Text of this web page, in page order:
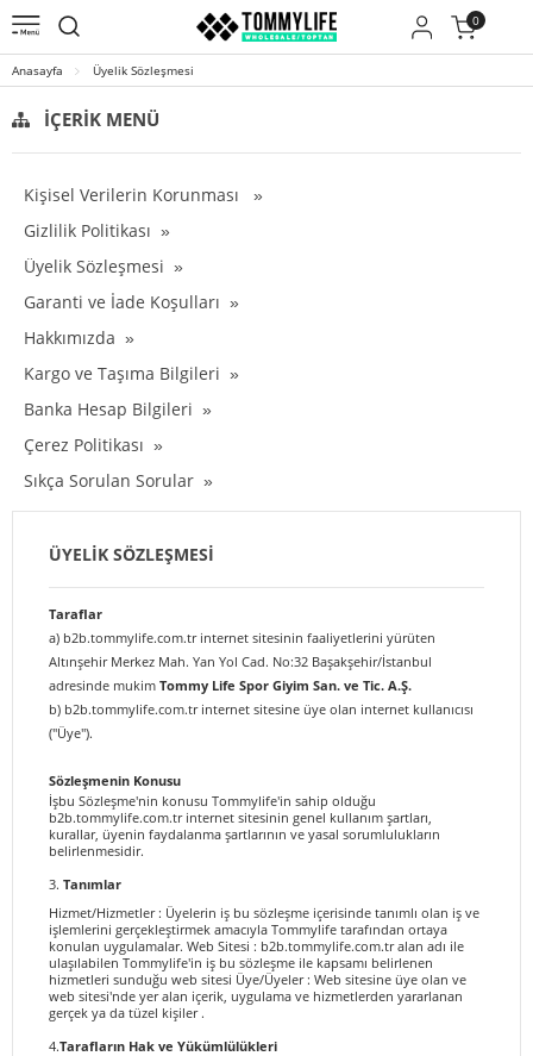
0
Anasayfa Üyelik Sözleşmesi
İÇERIK MENÜ
Kişisel Verilerin Korunması
Gizlilik Politikası
Üyelik Sözleşmesi
Garanti ve İade Koşulları
Hakkımızda
Kargo ve Taşıma Bilgileri
Banka Hesap Bilgileri
Çerez Politikası
Sıkça Sorulan Sorular
ÜYELIK SÖZLEŞMESI
Taraflar
a) b2b.tommylife.com.tr internet sitesinin faaliyetlerini yürüten
Altınşehir Merkez Mah. Yan Yol Cad. No:32 Başakşehir/İstanbul
adresinde mukim Tommy Life Spor Giyim San. ve Tic. A.Ş.
b) b2b.tommylife.com.tr internet sitesine üye olan internet kullanıcısı
("Üye").
Sözleşmenin Konusu
İşbu Sözleşme'nin konusu Tommylife'in sahip olduğu
b2b.tommylife.com.tr internet sitesinin genel kullanım şartları,
kurallar, üyenin faydalanma şartlarının ve yasal sorumlulukların
belirlenmesidir.
3. Tanımlar
Hizmet/Hizmetler : Üyelerin iş bu sözleşme içerisinde tanımlı olan iş ve
işlemlerini gerçekleştirmek amacıyla Tommylife tarafından ortaya
konulan uygulamalar. Web Sitesi : b2b.tommylife.com.tr alan adı ile
ulaşılabilen Tommylife'in iş bu sözleşme ile kapsamı belirlenen
hizmetleri sunduğu web sitesi Üye/Üyeler : Web sitesine üye olan ve
web sitesi'nde yer alan içerik, uygulama ve hizmetlerden yararlanan
gerçek ya da tüzel kişiler .
4.Tarafların Hak ve Yükümlülükleri